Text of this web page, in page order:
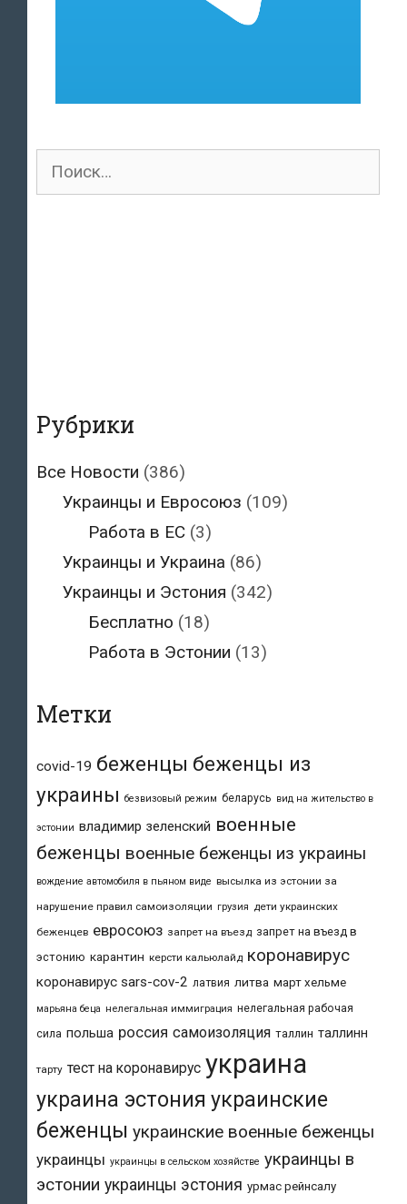
Поиск
Рубрики
Все Новости (386)
Украинцы и Евросоюз (109)
Работа в ЕС (3)
Украинцы и Украина (86)
Украинцы и Эстония (342)
Бесплатно (18)
Работа в Эстонии (13)
Метки
covid-19 беженцы беженцы из
украины безвизовый режим беларусь вид на жительство в
эстонии владимир зеленский военные
беженцы военные беженцы из украины
вождение автомобиля в пьяном виде высылка из эстонии за
нарушение правил самоизоляции грузия дети украинских
беженцев евросоюз запрет на въезд запрет на въезд в
эстонию карантин керсти кальюлайд коронавирус
коронавирус sars-cov-2 латвия литва март хельме
марьяна беца нелегальная иммиграция нелегальная рабочая
сила польша россия самоизоляция таллин таллинн
тарту тест на коронавирус украина
украина эстония украинские
беженцы украинские военные беженцы
украинцы украинцы в сельском хозяйстве украинцы в
эстонии украинцы эстония урмас рейнсалу